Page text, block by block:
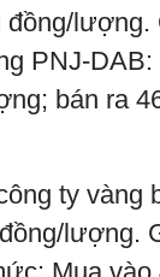
đồng/lượng.
PNJ-DAB:
bán ra
ty vàng
lượng.